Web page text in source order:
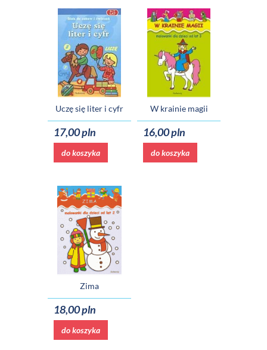
Uczę się liter i cyfr
17,00 pln
do koszyka
W krainie magii
16,00 pln
do koszyka
Zima
18,00 pln
do koszyka